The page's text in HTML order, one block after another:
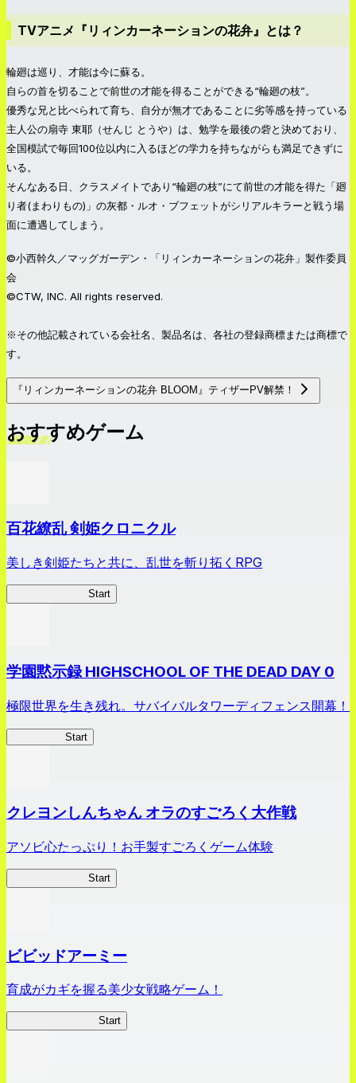
TVアニメ『リィンカーネーションの花弁』とは？
輪廻は巡り、才能は今に蘇る。
自らの首を切ることで前世の才能を得ることができる“輪廻の枝”。
優秀な兄と比べられて育ち、自分が無才であることに劣等感を持っている
主人公の扇寺 東耶（せんじ とうや）は、勉学を最後の砦と決めており、
全国模試で毎回100位以内に入るほどの学力を持ちながらも満足できずに
いる。
そんなある日、クラスメイトであり“輪廻の枝”にて前世の才能を得た「廻
り者(まわりもの)」の灰都・ルオ・ブフェットがシリアルキラーと戦う場
面に遭遇してしまう。
©小西幹久／マッグガーデン・「リィンカーネーションの花弁」製作委員
会
©CTW, INC. All rights reserved.
※その他記載されている会社名、製品名は、各社の登録商標または商標で
す。
『リィンカーネーションの花弁 BLOOM』ティザーPV解禁！
おすすめゲーム
百花繚乱 剣姫クロニクル
美しき剣姫たちと共に、乱世を斬り拓くRPG
Start
学園黙示録 HIGHSCHOOL OF THE DEAD DAY 0
極限世界を生き残れ。サバイバルタワーディフェンス開幕！
Start
クレヨンしんちゃん オラのすごろく大作戦
アソビ心たっぷり！お手製すごろくゲーム体験
Start
ビビッドアーミー
育成がカギを握る美少女戦略ゲーム！
Start